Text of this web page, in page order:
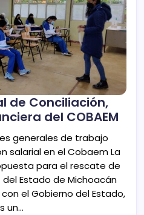
de Conciliación,
del COBAEM
generales de trabajo
salarial en el Cobaem La
para el rescate de
Estado de Michoacán
el Gobierno del Estado,
un…